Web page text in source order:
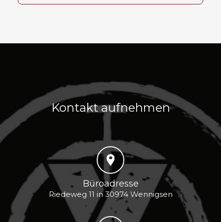
Kontakt aufnehmen
Büroadresse
Riedeweg 11 in 30974 Wennigsen